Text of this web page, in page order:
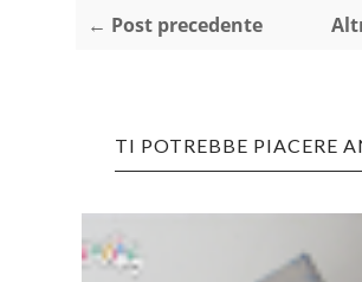
← Post precedente
TI POTREBBE PIACERE